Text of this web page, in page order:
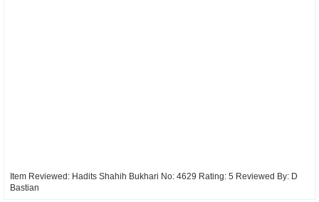
Item Reviewed: Hadits Shahih Bukhari No: 4629 Rating: 5 Reviewed By: D
Bastian